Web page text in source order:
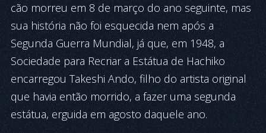
cão morreu em 8 de março do ano seguinte, mas
sua história não foi esquecida nem após a
Segunda Guerra Mundial, já que, em 1948, a
Sociedade para Recriar a Estátua de Hachiko
encarregou Takeshi Ando, filho do artista original
que havia então morrido, a fazer uma segunda
estátua, erguida em agosto daquele ano.